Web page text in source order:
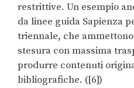
restrittive. Un esempio
da linee guida Sapienza
triennale, che
stesura con massima
produrre contenuti
bibliografiche. ([6])